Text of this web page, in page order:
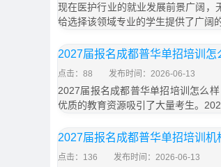
现在医护行业的就业发展前景广阔，
给选择该领域专业的学生提供了广阔
2027届报名成都普华单招培训怎
点击：88 发布时间：2026-06-13
2027届报名成都普华单招培训怎么
优质的教育资源吸引了大量考生。
2027届报名成都普华单招培训机
点击：136 发布时间：2026-06-13